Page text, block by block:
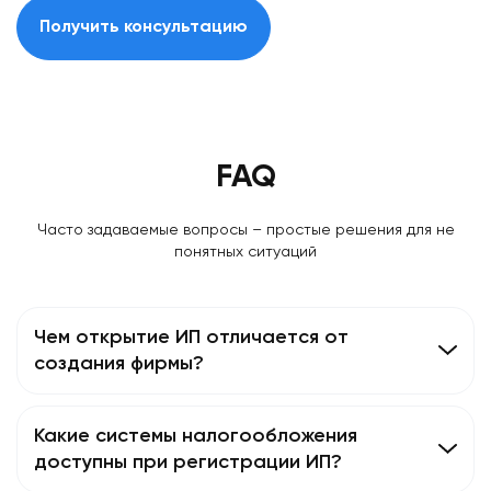
Получить консультацию
FAQ
Часто задаваемые вопросы – простые решения для не
понятных ситуаций
Чем открытие ИП отличается от
создания фирмы?
Какие системы налогообложения
доступны при регистрации ИП?